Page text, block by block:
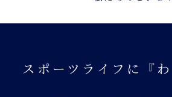
スポーツライフに『